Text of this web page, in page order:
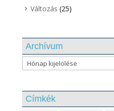
Változás (25)
Archívum
Archívum
Címkék